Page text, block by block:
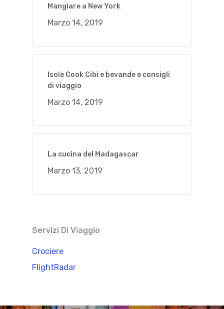
Mangiare a New York
Marzo 14, 2019
Isole Cook Cibi e bevande e consigli
di viaggio
Marzo 14, 2019
La cucina del Madagascar
Marzo 13, 2019
Servizi Di Viaggio
Crociere
FlightRadar